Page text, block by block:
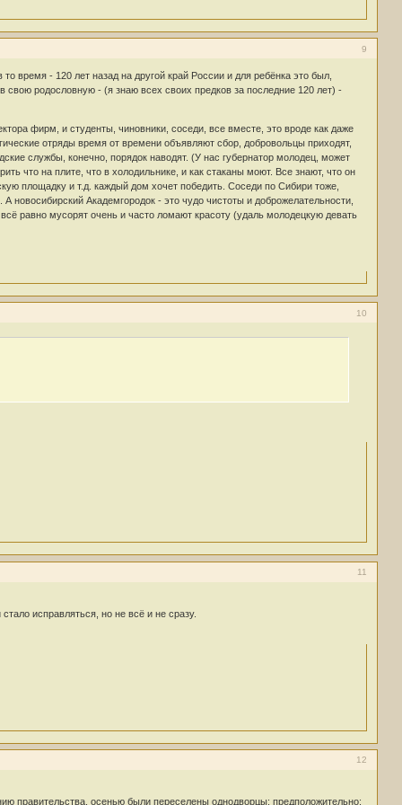
9
- 120 лет назад на другой край России и для ребёнка это был,
родословную - (я знаю всех своих предков за последние 120 лет) -
фирм, и студенты, чиновники, соседи, все вместе, это вроде как даже
отряды время от времени объявляют сбор, добровольцы приходят,
службы, конечно, порядок наводят. (У нас губернатор молодец, может
что на плите, что в холодильнике, и как стаканы моют. Все знают, что он
площадку и т.д. каждый дом хочет победить. Соседи по Сибири тоже,
Академгородок - это чудо чистоты и доброжелательности,
равно мусорят очень и часто ломают красоту (удаль молодецкую девать
10
11
исправляться, но не всё и не сразу.
12
правительства, осенью были переселены однодворцы: предположительно: